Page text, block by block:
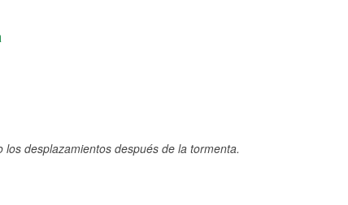
desplazamientos después de la tormenta.